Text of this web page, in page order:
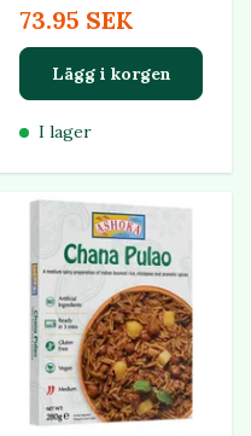
73.95 SEK
Lägg i korgen
I lager